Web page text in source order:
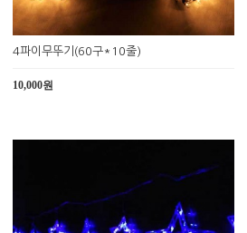
4파이무뚜기(60구*10줄)
10,000원